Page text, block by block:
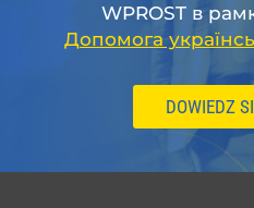
WPROST в
Допомога
DOWIEDZ